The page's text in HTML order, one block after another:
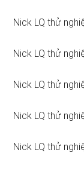
Nick LQ thử
Nick LQ thử
Nick LQ thử
Nick LQ thử
Nick LQ thử